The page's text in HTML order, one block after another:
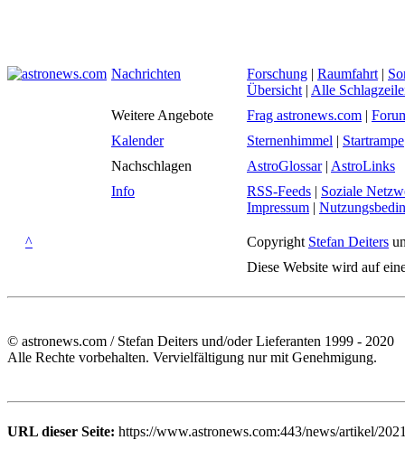
Nachrichten Forschung | Raumfahrt |
Übersicht | Alle
Weitere Angebote
Frag astronews.com |
Kalender
Sternenhimmel | Startrampe
Nachschlagen
AstroGlossar| AstroLinks
Info
RSS-Feeds | Soziale
Impressum |
^ Copyright Stefan Deiters
Diese Website wird auf
© astronews.com / Stefan Deiters und/oder Lieferanten 1999 - 2020
Alle Rechte vorbehalten. Vervielfältigung nur mit Genehmigung.
URL dieser Seite: https://www.astronews.com:443/news/artikel/